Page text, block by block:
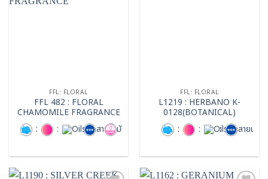
FFL: FLORAL
FFL 482 : FLORAL
CHAMOMILE FRAGRANCE
:
: : :
FFL: FLORAL
L1219 : HERBANO K-
0128(BOTANICAL)
:
: :